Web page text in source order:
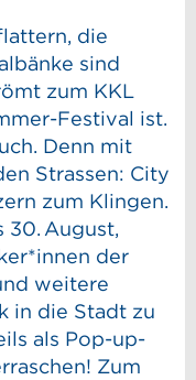
die
sind
zum KKL
Festival ist.
Denn mit
Strassen: City
zum Klingen.
30. August,
der
weitere
in die Stadt zu
als Pop-up-
Zum